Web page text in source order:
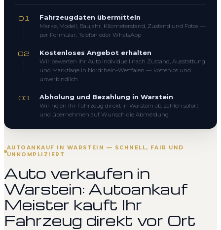
AUTOANKAUF IN WARSTEIN — SCHNELL, FAIR UND
UNKOMPLIZIERT
Auto verkaufen in
Warstein: Autoankauf
Meister kauft Ihr
Fahrzeug direkt vor Ort
01 Fahrzeugdaten übermitteln
Marke, Modell, Baujahr, Kilometerstand, Zustand und Fotos —
per Formular, Telefon oder WhatsApp
02 Kostenloses Angebot erhalten
Wir bewerten Ihr Auto individuell nach Zustand, Ausstattung
und Marktlage in Nordrhein-Westfalen — kostenlos und
unverbindlich
03 Abholung und Bezahlung in Warstein
Wir holen Ihr Fahrzeug direkt in Warstein ab, zahlen sofort
und übernehmen auf Wunsch die Abmeldung